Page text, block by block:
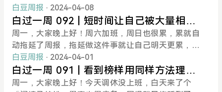
调整不过来，最后就没用。过度的准备带来自信。这
次不咋好，不过还可以同样的事情再做一遍。计划这
一两周，自己多准
下去。我还发现身体所处的物理空间的视野也确实影
响人的心理视野，所以打算定期到空旷的地方，到比
较高的地方，感受「全局」和「远方」。不然天天在
狭小的室内，思维都变得狭隘了。为了照顾好灵魂的
庙宇，今天少写点，早点睡觉哈哈。📚白在读书《开
窍》所长林超，单纯书籍三星，因为基本是他的付费
课
山里读完了这本关于德清的书。之前我就经常刻意根
据地点，来选择自己阅读的书，很好玩，现实共振。
在去内蒙蒙古包里读《寻路中国》，在深夜麦当劳读
《大创业家》， 在星巴克读《一路向前》《将心注
入》。这次除了「共振」一下子，还用Anki（一个翻
转卡记忆软件）制作了几十张《德清清地流》的划线
高亮，这本书很一般，不过我在来之前基本不太了解
德清，所以它还是有些用的。我又从德清的政府网站
张、不知道说什么、怎么反应。最近刚好将阅读过的
书籍的笔记制作成 anki 复习卡，制到《Never split t
he difference》这本 FBI 谈判大师教沟通方式的书的
时候。发现其中重要的一个点就是慢下来，沟通的时
候要 clear 和 slow ，声音上甚至可以用深夜电台 DJ
的音色，这样能够让对方感觉到你有把握、想得清
楚。同时也给自己时间避免条件反射式的、情绪化的
反应。这次出差在沟通中刻意让自己慢了下来，减慢
oject 估计又要推迟了。🤔一周复盘本周关键词：
「和世界的沟通方式」「表达」因为我周日调休了，
所以这周基本四天是自由的时间，给自己安排的事情
还挺满，没有留出什么也不做的时间，有些疲惫。不
过因「短时间大量摄入信息」还是有个非常有趣的启
发：和世界的沟通方式极度重要。这几天几乎是在循
环播放《You and your search》《How to speak》
白豆周报 · 2024-04-08
白过一周 092 | 短时间让自己被大量相关
的内容冲刷
周一，大家晚上好！周六加班，周日也很累，累就自
动拖延了周报，拖延做这件事就让自己明天更累，像
是一条需要打破的链子，或许这是为什么放空休息的
英文是 break，神奇写的时候刚想到。fasting - 断
食、辟谷breakfast - 打断断食-早餐疲惫的链式循环
白豆周报 · 2024-04-01
白过一周 091 | 看到榜样用同样方法理
念，感到振奋
周一，大家晚上好！今天调休没上班，白天来了个